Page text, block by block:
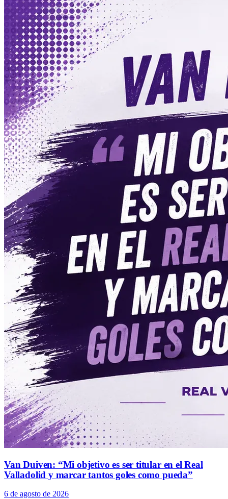
Van Duiven: “Mi objetivo es ser titular en el Real
Valladolid y marcar tantos goles como pueda”
6 de agosto de 2026